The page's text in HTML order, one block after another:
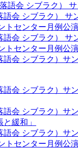
語会 シブラク）
語会 シブラク） サ
センター月例公演
語会 シブラク） サ
センター月例公演
語会 シブラク）サ
語会 シブラク）サ
語会 シブラク）サ
緩和」
語会 シブラク）サ
センター月例公演